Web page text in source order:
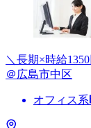
＼長期×時給
＠広島市中区
オフィス系